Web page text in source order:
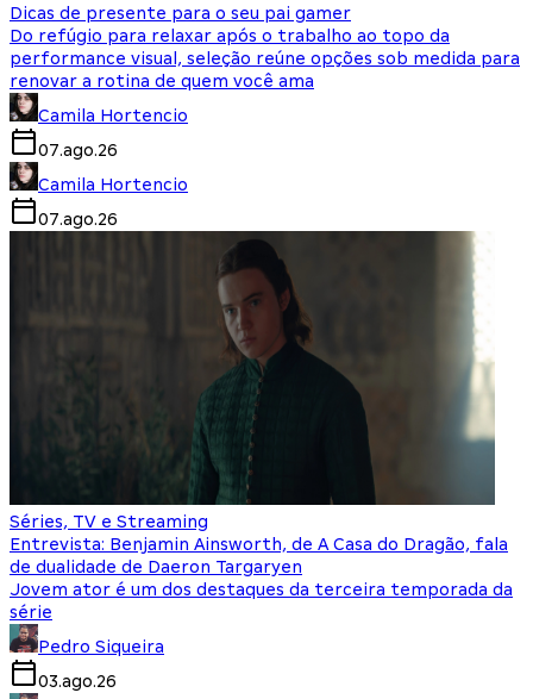
Dicas de presente para o seu pai gamer
Do refúgio para relaxar após o trabalho ao topo da
performance visual, seleção reúne opções sob medida para
renovar a rotina de quem você ama
Camila Hortencio
07.ago.26
Camila Hortencio
07.ago.26
Séries, TV e Streaming
Entrevista: Benjamin Ainsworth, de A Casa do Dragão, fala
de dualidade de Daeron Targaryen
Jovem ator é um dos destaques da terceira temporada da
série
Pedro Siqueira
03.ago.26